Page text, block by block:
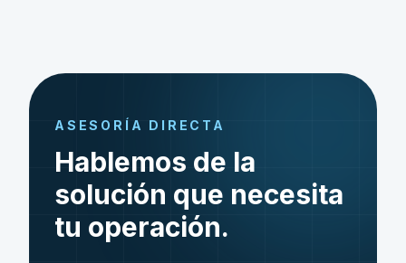
ASESORÍA DIRECTA
Hablemos de la
solución que necesita
tu operación.